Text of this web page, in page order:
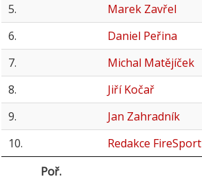
5.
Marek Zavřel
6.
Daniel Peřina
7.
Michal Matějíček
8.
Jiří Kočař
9.
Jan Zahradník
10.
Redakce FireSport
Poř.